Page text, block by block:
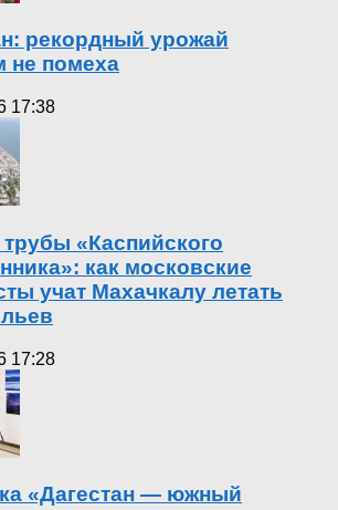
рекордный урожай
не помеха
17:38
«Каспийского
как московские
учат Махачкалу летать
17:28
«Дагестан — южный